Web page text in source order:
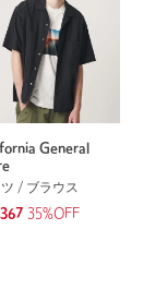
General
/ ブラウス
35%OFF